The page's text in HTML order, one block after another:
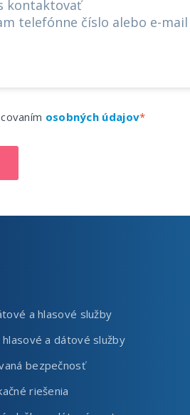
osobných údajov
a hlasové služby
hlasové a dátové služby
bezpečnosť
riešenia